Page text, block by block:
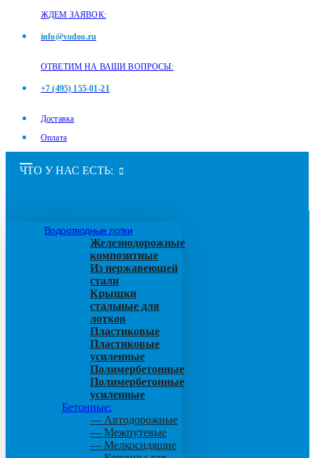
ЖДЕМ ЗАЯВОК:
info@vodoo.ru
ОТВЕТИМ НА ВАШИ ВОПРОСЫ:
+7 (495) 155-01-21
Доставка
Оплата
ЧТО У НАС ЕСТЬ:
Водоотводные лотки
Железнодорожные
композитные
Из нержавеющей
стали
Крышки
стальные для
лотков
Пластиковые
Пластиковые
усиленные
Полимербетонные
Полимербетонные
усиленные
Бетонные:
— Автодорожные
— Межпутевые
— Мелкосидящие